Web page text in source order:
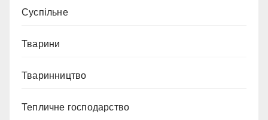
Суспільне
Тварини
Тваринництво
Тепличне господарство